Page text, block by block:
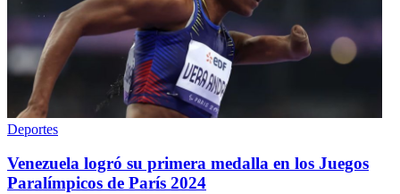
Deportes
Venezuela logró su primera medalla en los Juegos
Paralímpicos de París 2024